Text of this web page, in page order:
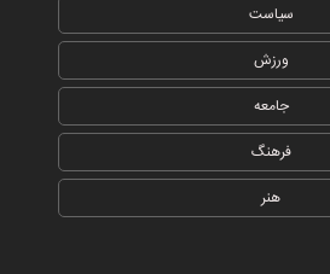
سیاست
ورزش
جامعه
فرهنگ
هنر